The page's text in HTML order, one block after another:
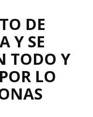
DE
Y SE
TODO Y
LO